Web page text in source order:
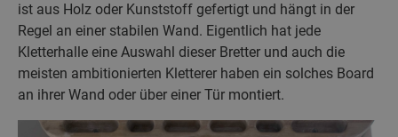
ist aus Holz oder Kunststoff gefertigt und hängt in der
Regel an einer stabilen Wand. Eigentlich hat jede
Kletterhalle eine Auswahl dieser Bretter und auch die
meisten ambitionierten Kletterer haben ein solches Board
an ihrer Wand oder über einer Tür montiert.